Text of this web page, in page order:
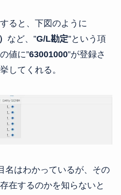
ると、下図のように
など、”G/L勘定”という項
値に”63001000”が登録さ
してくれる。
名はわかっているが、その
在するのかを知らないと